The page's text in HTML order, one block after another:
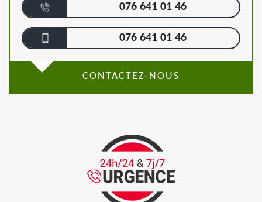
076 641 01 46
076 641 01 46
CONTACTEZ-NOUS